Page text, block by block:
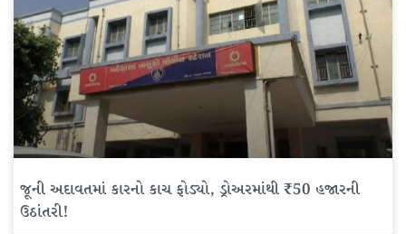
જૂની અદાવતમાં કારનો કાચ ફોડ્યો, ડ્રોઅરમાંથી ₹50 હજારની
ઉઠાંતરી!